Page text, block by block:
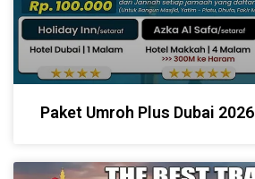
Paket Umroh Plus Dubai 2026